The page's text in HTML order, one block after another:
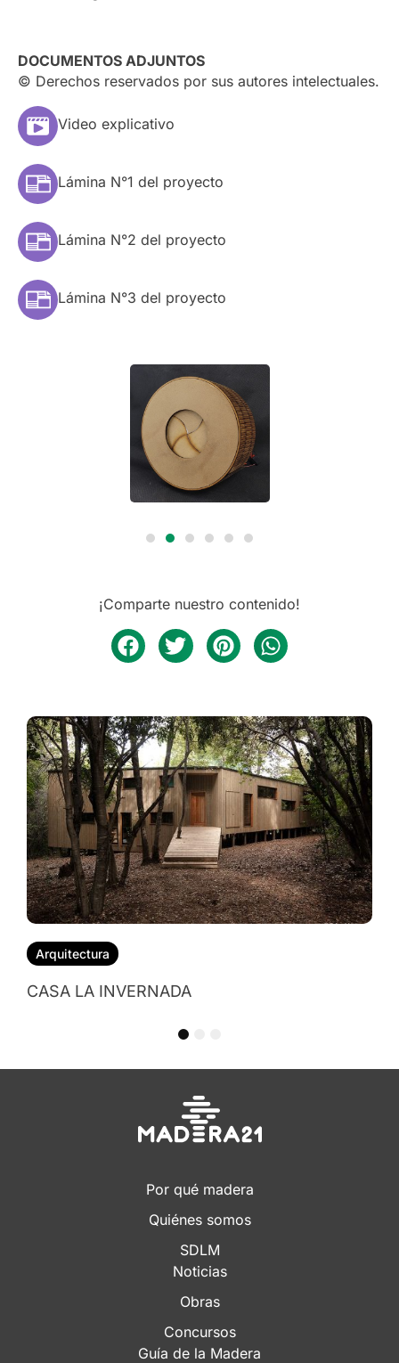
DOCUMENTOS ADJUNTOS
© Derechos reservados por sus autores intelectuales.
Video explicativo
Lámina N°1 del proyecto
Lámina N°2 del proyecto
Lámina N°3 del proyecto
¡Comparte nuestro contenido!
Arquitectura
CASA NALA
Por qué madera
Quiénes somos
SDLM
Noticias
Obras
Concursos
Guía de la Madera